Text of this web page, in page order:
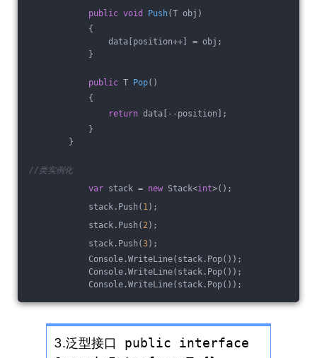
public void Push(T obj )
{
data[position++] = obj;
}
public T Pop( )
{
return data[--position];
}
}
//类实例化
var stack = new Stack<int>();
stack.Push( 1);
stack.Push( 2);
stack.Push(3);
Console.WriteLine(stack.Pop());
Console.WriteLine(stack.Pop());
Console.WriteLine(stack.Pop());
3.泛型接口
public interface